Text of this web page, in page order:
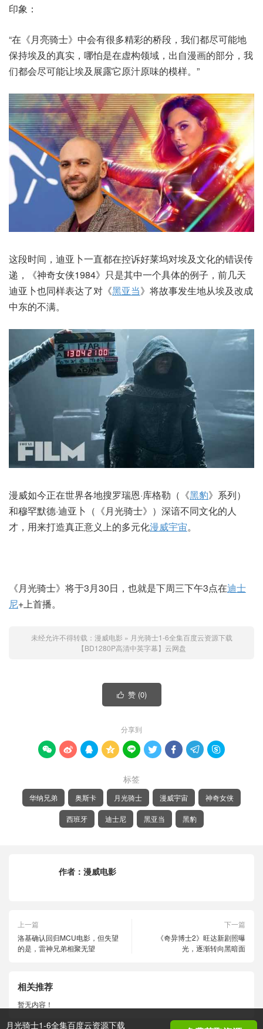
月光骑士1-6全集百度云资源下载
印象：
“在《月亮骑士》中会有很多精彩的桥段，我们都尽可能地
保持埃及的真实，哪怕是在虚构领域，出自漫画的部分，我
们都会尽可能让埃及展露它原汁原味的模样。”
这段时间，迪亚卜一直都在控诉好莱坞对埃及文化的错误传
递，《神奇女侠1984》只是其中一个具体的例子，前几天
迪亚卜也同样表达了对《黑亚当》将故事发生地从埃及改成
中东的不满。
漫威如今正在世界各地搜罗瑞恩·库格勒（《黑豹》系列）
和穆罕默德·迪亚卜（《月光骑士》）深谙不同文化的人
才，用来打造真正意义上的多元化漫威宇宙。
《月光骑士》将于3月30日，也就是下周三下午3点在迪士
尼+上首播。
未经允许不得转载： 漫威电影 » 月光骑士1-6全集百度云资源下载
【BD1280P高清中英字幕】云网盘
 赞 (0)
分享到
        
标签
华纳兄弟 奥斯卡 月光骑士 漫威宇宙 神奇女侠
西班牙 迪士尼 黑亚当 黑豹
作者： 漫威电影
上一篇
洛基确认回归MCU电影，但失望
的是，雷神兄弟相聚无望
下一篇
《奇异博士2》旺达新剧照曝
光，逐渐转向黑暗面
相关推荐
暂无内容！